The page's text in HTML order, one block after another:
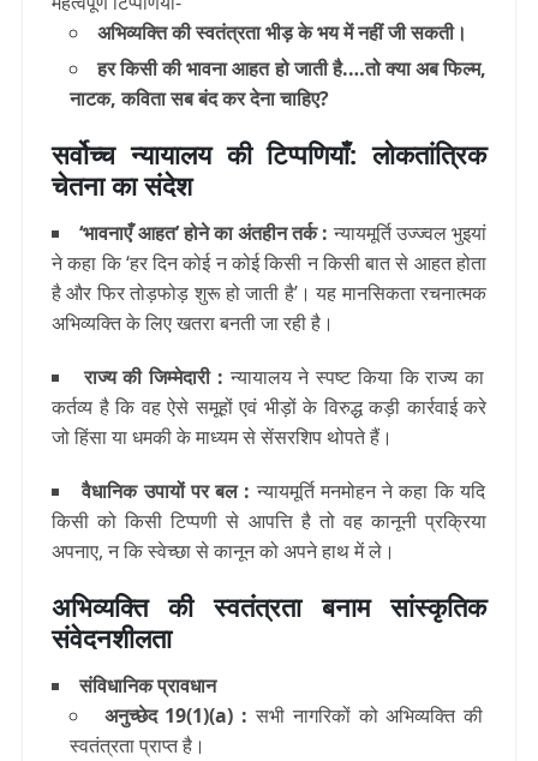
अभिव्यक्ति की स्वतंत्रता भीड़ के भय में नहीं जी सकती।
हर किसी की भावना आहत हो जाती है.…तो क्या अब फिल्म,
नाटक, कविता सब बंद कर देना चाहिए?
सर्वोच्च न्यायालय की टिप्पणियाँ: लोकतांत्रिक
चेतना का संदेश
‘भावनाएँ आहत’ होने का अंतहीन तर्क : न्यायमूर्ति उज्ज्वल भुइयां
ने कहा कि ‘हर दिन कोई न कोई किसी न किसी बात से आहत होता
है और फिर तोड़फोड़ शुरू हो जाती है’। यह मानसिकता रचनात्मक
अभिव्यक्ति के लिए खतरा बनती जा रही है।
राज्य की जिम्मेदारी : न्यायालय ने स्पष्ट किया कि राज्य का
कर्तव्य है कि वह ऐसे समूहों एवं भीड़ों के विरुद्ध कड़ी कार्रवाई करे
जो हिंसा या धमकी के माध्यम से सेंसरशिप थोपते हैं।
वैधानिक उपायों पर बल : न्यायमूर्ति मनमोहन ने कहा कि यदि
किसी को किसी टिप्पणी से आपत्ति है तो वह कानूनी प्रक्रिया
अपनाए, न कि स्वेच्छा से कानून को अपने हाथ में ले।
अभिव्यक्ति की स्वतंत्रता बनाम सांस्कृतिक
संवेदनशीलता
संविधानिक प्रावधान
अनुच्छेद 19(1)(a) : सभी नागरिकों को अभिव्यक्ति की
स्वतंत्रता प्राप्त है।